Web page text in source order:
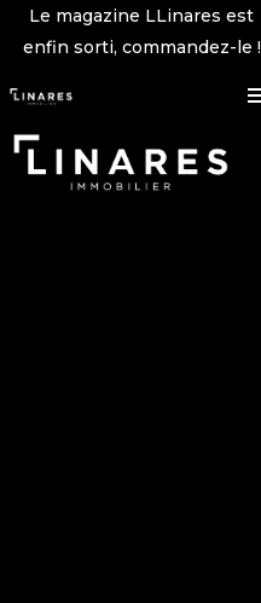
Le magazine LLinares est
enfin sorti, commandez-le !